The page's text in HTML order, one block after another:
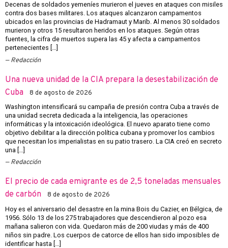
Decenas de soldados yemeníes murieron el jueves en ataques con misiles
contra dos bases militares. Los ataques alcanzaron campamentos
ubicados en las provincias de Hadramaut y Marib. Al menos 30 soldados
murieron y otros 15 resultaron heridos en los ataques. Según otras
fuentes, la cifra de muertos supera las 45 y afecta a campamentos
pertenecientes […]
Redacción
Una nueva unidad de la CIA prepara la desestabilización de
Cuba
8 de agosto de 2026
Washington intensificará su campaña de presión contra Cuba a través de
una unidad secreta dedicada a la inteligencia, las operaciones
informáticas y la intoxicación ideológica. El nuevo aparato tiene como
objetivo debilitar a la dirección política cubana y promover los cambios
que necesitan los imperialistas en su patio trasero. La CIA creó en secreto
una […]
Redacción
El precio de cada emigrante es de 2,5 toneladas mensuales
de carbón
8 de agosto de 2026
Hoy es el aniversario del desastre en la mina Bois du Cazier, en Bélgica, de
1956. Sólo 13 de los 275 trabajadores que descendieron al pozo esa
mañana salieron con vida. Quedaron más de 200 viudas y más de 400
niños sin padre. Los cuerpos de catorce de ellos han sido imposibles de
identificar hasta […]